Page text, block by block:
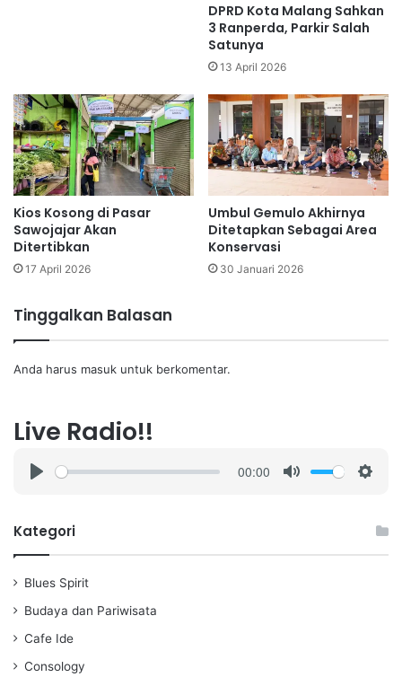
DPRD Kota Malang Sahkan
3 Ranperda, Parkir Salah
Satunya
13 April 2026
Kios Kosong di Pasar
Sawojajar Akan
Ditertibkan
17 April 2026
Umbul Gemulo Akhirnya
Ditetapkan Sebagai Area
Konservasi
30 Januari 2026
Tinggalkan Balasan
Anda harus masuk untuk berkomentar.
Live Radio!!
a
00:00
Kategori
Blues Spirit
Budaya dan Pariwisata
Cafe Ide
Consology